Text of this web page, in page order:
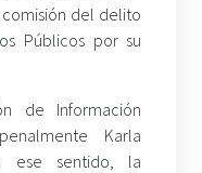
del delito
Públicos por su
de Información
Karla
ese sentido, la